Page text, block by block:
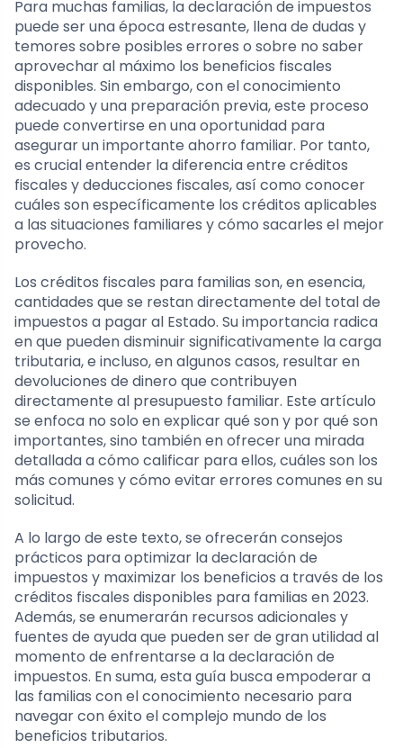
Para muchas familias, la declaración de impuestos
puede ser una época estresante, llena de dudas y
temores sobre posibles errores o sobre no saber
aprovechar al máximo los beneficios fiscales
disponibles. Sin embargo, con el conocimiento
adecuado y una preparación previa, este proceso
puede convertirse en una oportunidad para
asegurar un importante ahorro familiar. Por tanto,
es crucial entender la diferencia entre créditos
fiscales y deducciones fiscales, así como conocer
cuáles son específicamente los créditos aplicables
a las situaciones familiares y cómo sacarles el mejor
provecho.
Los créditos fiscales para familias son, en esencia,
cantidades que se restan directamente del total de
impuestos a pagar al Estado. Su importancia radica
en que pueden disminuir significativamente la carga
tributaria, e incluso, en algunos casos, resultar en
devoluciones de dinero que contribuyen
directamente al presupuesto familiar. Este artículo
se enfoca no solo en explicar qué son y por qué son
importantes, sino también en ofrecer una mirada
detallada a cómo calificar para ellos, cuáles son los
más comunes y cómo evitar errores comunes en su
solicitud.
A lo largo de este texto, se ofrecerán consejos
prácticos para optimizar la declaración de
impuestos y maximizar los beneficios a través de los
créditos fiscales disponibles para familias en 2023.
Además, se enumerarán recursos adicionales y
fuentes de ayuda que pueden ser de gran utilidad al
momento de enfrentarse a la declaración de
impuestos. En suma, esta guía busca empoderar a
las familias con el conocimiento necesario para
navegar con éxito el complejo mundo de los
beneficios tributarios.